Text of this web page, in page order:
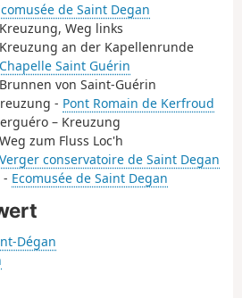
de Saint Degan
Weg links
an der Kapellenrunde
Chapelle Saint Guérin
von Saint-Guérin
- Pont Romain de Kerfroud
– Kreuzung
zum Fluss Loc'h
Verger conservatoire de Saint Degan
- Ecomusée de Saint Degan
Dégan